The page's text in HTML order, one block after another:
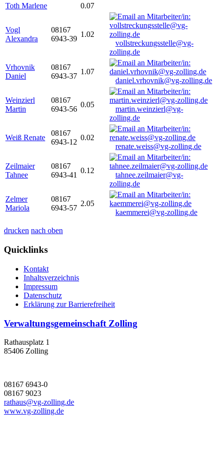
Toth Marlene
0.07
Vogl
Alexandra
08167
6943-39
1.02
vollstreckungsstelle@vg-
zolling.de
Vrhovnik
Daniel
08167
6943-37
1.07
daniel.vrhovnik@vg-zolling.de
Weinzierl
Martin
08167
6943-56
0.05
martin.weinzierl@vg-
zolling.de
Weiß Renate
08167
6943-12
0.02
renate.weiss@vg-zolling.de
Zeilmaier
Tahnee
08167
6943-41
0.12
tahnee.zeilmaier@vg-
zolling.de
Zelmer
Mariola
08167
6943-57
2.05
kaemmerei@vg-zolling.de
drucken nach oben
Quicklinks
Kontakt
Inhaltsverzeichnis
Impressum
Datenschutz
Erklärung zur Barrierefreiheit
Verwaltungsgemeinschaft Zolling
Rathausplatz 1
85406 Zolling
08167 6943-0
08167 9023
rathaus@vg-zolling.de
www.vg-zolling.de